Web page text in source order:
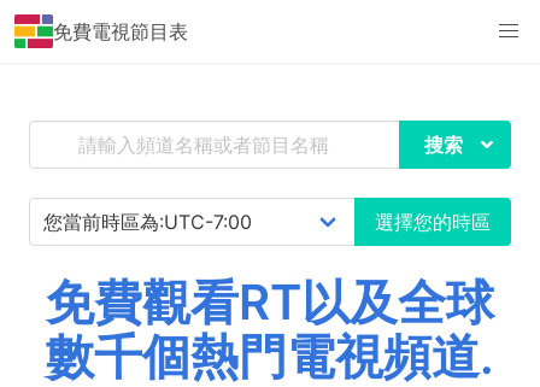
免費電視節目表
搜索
選擇您的時區
免費觀看RT以及全球
數千個熱門電視頻道.